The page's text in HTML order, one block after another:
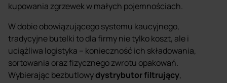
kupowania zgrzewek w małych pojemnościach.
W dobie obowiązującego systemu kaucyjnego,
tradycyjne butelki to dla firmy nie tylko koszt, ale i
uciążliwa logistyka – konieczność ich składowania,
sortowania oraz fizycznego zwrotu opakowań.
Wybierając bezbutlowydystrybutor filtrujący,